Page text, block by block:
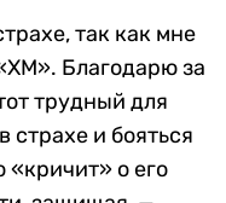
так как мне
Благодарю за
трудный для
страхе и бояться
«кричит» о его